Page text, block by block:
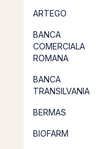
ARTEGO
BANCA
COMERCIALA
ROMANA
BANCA
TRANSILVANIA
BERMAS
BIOFARM